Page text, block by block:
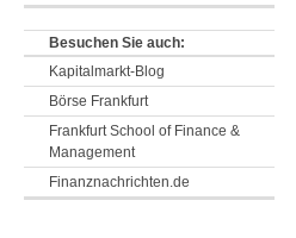
Besuchen Sie auch:
Kapitalmarkt-Blog
Börse Frankfurt
Frankfurt School of Finance &
Management
Finanznachrichten.de